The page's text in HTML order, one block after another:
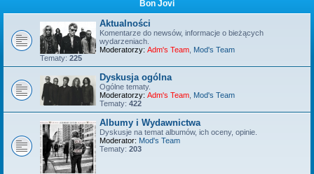
Bon Jovi
Aktualności
Komentarze do newsów, informacje o bieżących
wydarzeniach.
Moderatorzy: Adm's Team Mod's Team
Tematy: 225
Dyskusja ogólna
Ogólne tematy.
Moderatorzy: Adm's Team Mod's Team
Tematy: 422
Albumy i Wydawnictwa
Dyskusje na temat albumów, ich oceny, opinie.
Moderator: Mod's Team
Tematy: 203